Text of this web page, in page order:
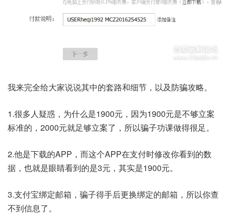
我来完全给大家说说其中的套路和细节，以及防骗攻略。
1.很多人疑惑，为什么是1900元，因为1900元是不够立案
标准的，2000元就足够立案了，所以骗子功课做得很足。
2.他是下载的APP，而这个APP在支付时修改你看到的数
据，也就是眼睛看到的是3元，其实是1900元。
3.支付宝绑定邮箱，骗子得手后更换绑定的邮箱，所以你查
不到信息了。